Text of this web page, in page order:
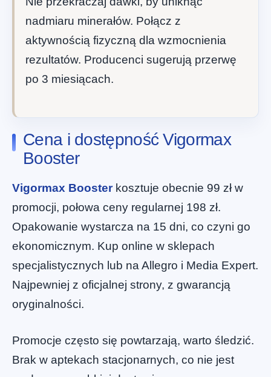
nadmiaru minerałów. Połącz z
aktywnością fizyczną dla wzmocnienia
rezultatów. Producenci sugerują przerwę
po 3 miesiącach.
Cena i dostępność Vigormax
Booster
Vigormax Boosterkosztuje obecnie 99 zł w
promocji, połowa ceny regularnej 198 zł.
Opakowanie wystarcza na 15 dni, co czyni go
ekonomicznym. Kup online w sklepach
specjalistycznych lub na Allegro i Media Expert.
Najpewniej z oficjalnej strony, z gwarancją
oryginalności.
Promocje często się powtarzają, warto śledzić.
Brak w aptekach stacjonarnych, co nie jest